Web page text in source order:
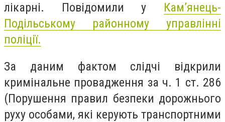
лікарні. Повідомили у Кам’янець-
Подільському районному управлінні
поліції.
За даним фактом слідчі відкрили
кримінальне провадження за ч. 1 ст. 286
(Порушення правил безпеки дорожнього
руху особами, які керують транспортними